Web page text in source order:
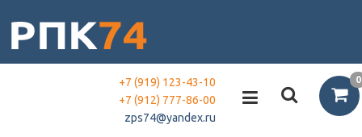
0
+7 (919) 123-43-10
+7 (912) 777-86-00
zps74@yandex.ru